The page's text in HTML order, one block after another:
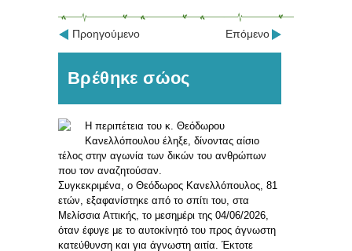
Προηγούμενο Επόμενο
Βρέθηκε σώος
Η περιπέτεια του κ. Θεόδωρου
Κανελλόπουλου έληξε, δίνοντας αίσιο
τέλος στην αγωνία των δικών του ανθρώπων
που τον αναζητούσαν.
Συγκεκριμένα, ο Θεόδωρος Κανελλόπουλος, 81
ετών, εξαφανίστηκε από το σπίτι του, στα
Μελίσσια Αττικής, το μεσημέρι της 04/06/2026,
όταν έφυγε με το αυτοκίνητό του προς άγνωστη
κατεύθυνση και για άγνωστη αιτία. Έκτοτε